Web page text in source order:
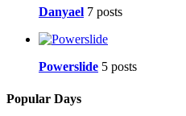
Danyael 7 posts
Powerslide 5 posts
Popular Days